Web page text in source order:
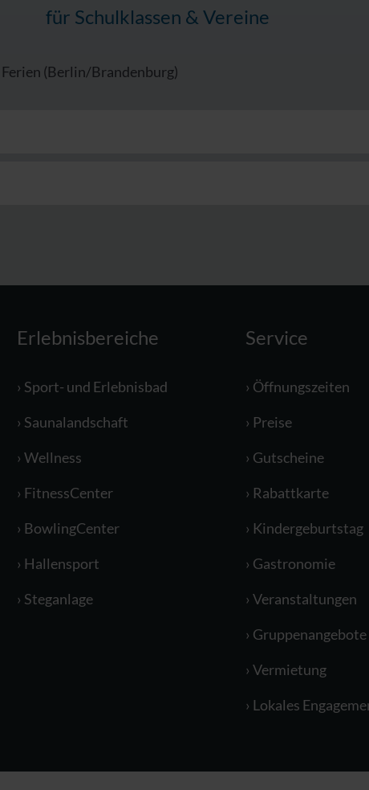
für Schulklassen & Vereine
(Berlin/Brandenburg)
Erlebnisbereiche
Sport- und Erlebnisbad
Saunalandschaft
Wellness
FitnessCenter
BowlingCenter
Hallensport
Steganlage
Service
Öffnungszeiten
Preise
Gutscheine
Rabattkarte
Kindergeburtstag
Gastronomie
Veranstaltungen
Gruppenangebote
Vermietung
Lokales